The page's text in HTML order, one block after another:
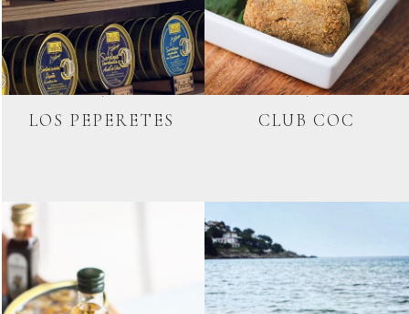
LOS PEPERETES CLUB COC